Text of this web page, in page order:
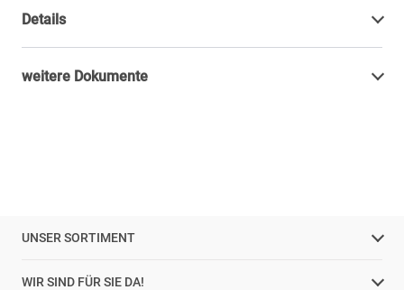
Details
weitere Dokumente
UNSER SORTIMENT
WIR SIND FÜR SIE DA!